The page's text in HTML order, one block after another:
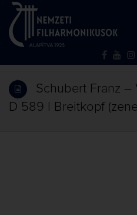
Schubert Franz –
D 589 | Breitkopf